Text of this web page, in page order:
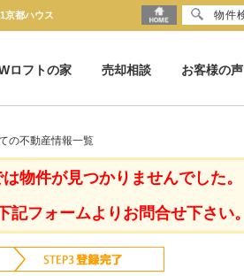
京都ハウス
ロフトの家 売却相談 お客様の声
の不動産情報一覧
物件が見つかりませんでした。
記フォームよりお問合せ下さい。
物件